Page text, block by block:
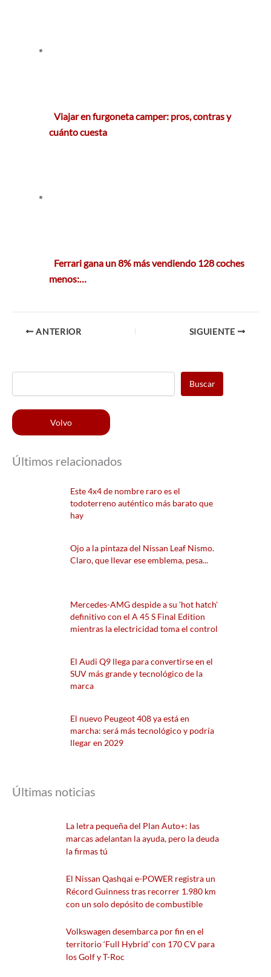
Viajar en furgoneta camper: pros, contras y
cuánto cuesta
Ferrari gana un 8% más vendiendo 128 coches
menos:…
ANTERIOR SIGUIENTE
Buscar
Volvo
Últimos relacionados
Este 4x4 de nombre raro es el
todoterreno auténtico más barato que
hay
Ojo a la pintaza del Nissan Leaf Nismo.
Claro, que llevar ese emblema, pesa...
Mercedes-AMG despide a su 'hot hatch'
definitivo con el A 45 S Final Edition
mientras la electricidad toma el control
El Audi Q9 llega para convertirse en el
SUV más grande y tecnológico de la
marca
El nuevo Peugeot 408 ya está en
marcha: será más tecnológico y podría
llegar en 2029
Últimas noticias
La letra pequeña del Plan Auto+: las
marcas adelantan la ayuda, pero la deuda
la firmas tú
El Nissan Qashqai e-POWER registra un
Récord Guinness tras recorrer 1.980 km
con un solo depósito de combustible
Volkswagen desembarca por fin en el
territorio ‘Full Hybrid’ con 170 CV para
los Golf y T-Roc